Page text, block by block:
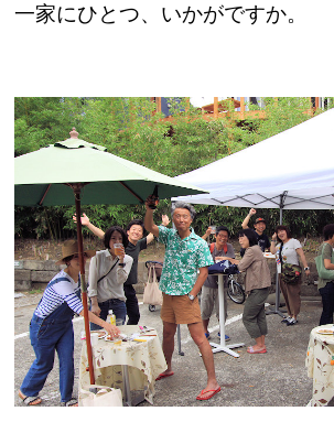
一家にひとつ、いかがですか。